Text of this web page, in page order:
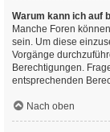
Warum kann ich auf
Manche Foren
sein. Um diese
Vorgänge
Berechtigungen.
entsprechenden
Nach oben